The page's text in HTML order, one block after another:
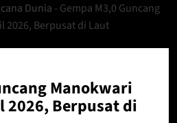
Dunia - Gempa M3,0 Guncang
2026, Berpusat di Laut
Manokwari
2026, Berpusat di